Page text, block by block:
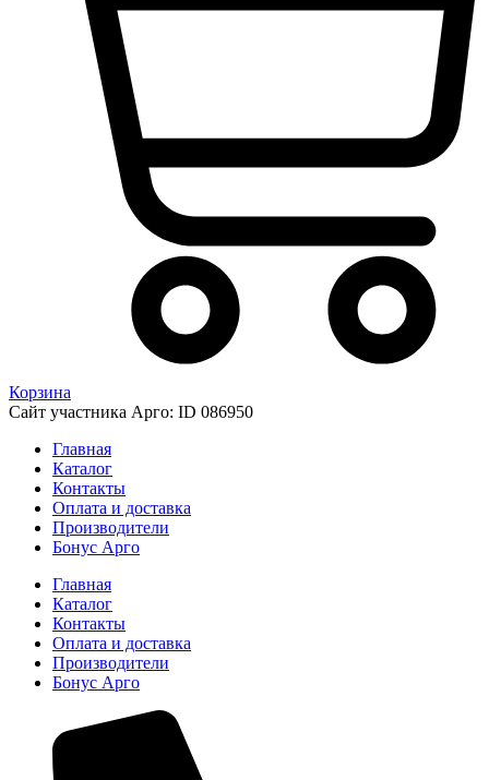
Корзина
Сайт участника Арго: ID 086950
Главная
Каталог
Контакты
Оплата и доставка
Производители
Бонус Арго
Главная
Каталог
Контакты
Оплата и доставка
Производители
Бонус Арго